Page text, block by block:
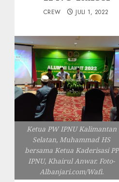
CREW JULI 1, 2022
Ketua PW IPNU Kalimantan
Selatan, Muhammad HS
bersama Ketua Kaderisasi PP
IPNU, Khairul Anwar. Foto-
Albanjari.com/Wafi.